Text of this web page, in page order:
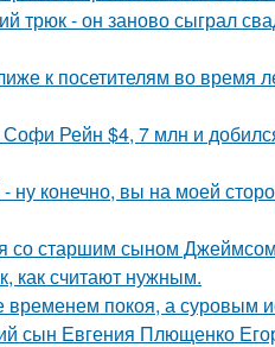
- он заново сыграл
к посетителям во время
Рейн $4, 7 млн и
ну конечно, вы на моей
со старшим сыном
как считают нужным.
временем покоя, а суровым
сын Евгения Плющенко